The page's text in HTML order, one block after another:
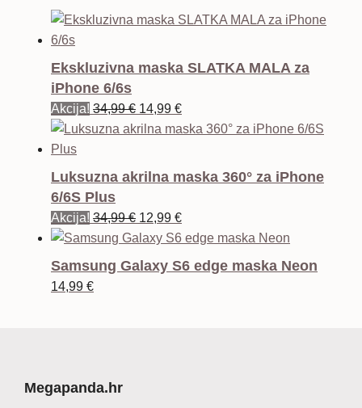
Ekskluzivna maska SLATKA MALA za
iPhone 6/6s
Akcija! 34,99€ Izvorna
cijena
je:
14,99 €Trenutna
cijena
14,99 €.
Luksuzna akrilna maska 360° za iPhone
6/6S Plus
Akcija! 34,99€ Izvorna
cijena
bila
12,99 €Trenutna
cijena
12,99 €.
Samsung Galaxy S6 edge maska Neon
14,99 €
Megapanda.hr